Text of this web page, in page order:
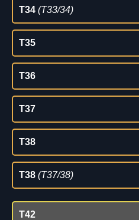
T34 (T33/34)
T35
T36
T37
T38
T38 (T37/38)
T42